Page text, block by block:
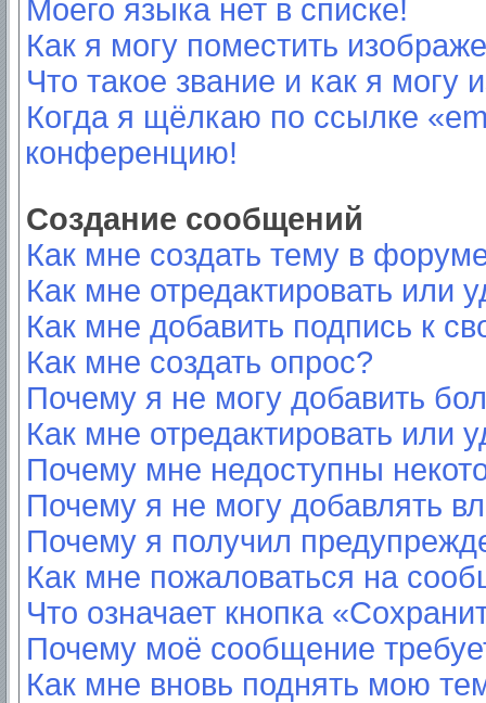
Моего языка нет в списке!
Как я могу поместить
Что такое звание и как я могу
Когда я щёлкаю по ссылке
конференцию!
Создание сообщений
Как мне создать тему в
Как мне отредактировать или
Как мне добавить подпись к
Как мне создать опрос?
Почему я не могу добавить
Как мне отредактировать или
Почему мне недоступны
Почему я не могу добавлять
Почему я получил
Как мне пожаловаться на
Что означает кнопка
Почему моё сообщение
Как мне вновь поднять мою